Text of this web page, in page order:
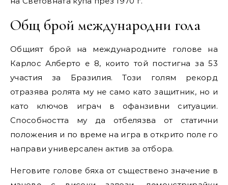
Общ брой международни гола
Общият брой на международните голове на
Карлос Алберто е 8, които той постигна за 53
участия за Бразилия. Този голям рекорд
отразява ролята му не само като защитник, но и
като ключов играч в офанзивни ситуации.
Способността му да отбелязва от статични
положения и по време на игра в открито поле го
направи универсален актив за отбора.
Неговите голове бяха от съществено значение в